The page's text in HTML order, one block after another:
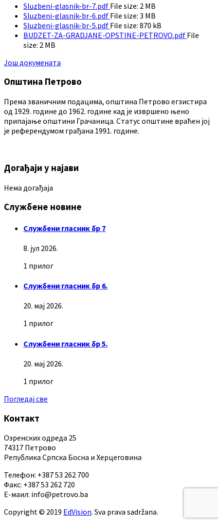
Sluzbeni-glasnik-br-7.pdf File size: 2 MB
Sluzbeni-glasnik-br-6.pdf File size: 3 MB
Sluzbeni-glasnik-br-5.pdf File size: 870 kB
BUDZET-ZA-GRADJANE-OPSTINE-PETROVO.pdf File
size: 2 MB
Још докумената
Општина Петрово
Према званичним подацима, општина Петрово егзистира
од 1929. године до 1962. године кад је извршено њено
припајање општини Грачаница. Статус општине враћен јој
је референдумом грађана 1991. године.
Догађаји у најави
Нема догађаја
Службене новине
Службени гласник бр 7
8. јул 2026.
1 прилог
Службени гласник бр 6.
20. мај 2026.
1 прилог
Службени гласник бр 5.
20. мај 2026.
1 прилог
Погледај све
Контакт
Озренских одреда 25
74317 Петрово
Република Српска Босна и Херцеговина
Телефон: +387 53 262 700
Факс: +387 53 262 720
Е-маил: info@petrovo.ba
Copyright © 2019 EdVision. Sva prava sadržana.